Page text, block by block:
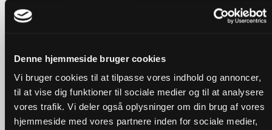
Denne hjemmeside bruger cookies
Vi bruger cookies til at tilpasse vores indhold og annoncer,
til at vise dig funktioner til sociale medier og til at analysere
vores trafik. Vi deler også oplysninger om din brug af vores
hjemmeside med vores partnere inden for sociale medier,